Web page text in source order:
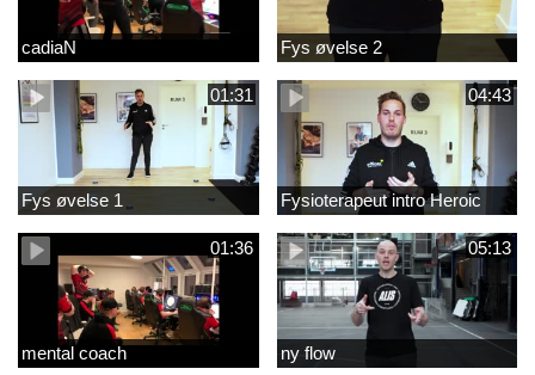
cadiaN Fys øvelse 2
01:31
Fys øvelse 1
04:43
Fysioterapeut intro Heroic
01:36
mental coach
05:13
ny flow